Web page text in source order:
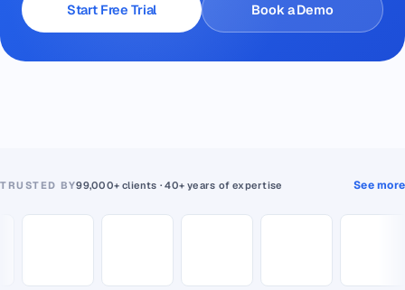
Start Free Trial Book a Demo
TRUSTED BY99,000+ clients · 40+ years of expertise See more